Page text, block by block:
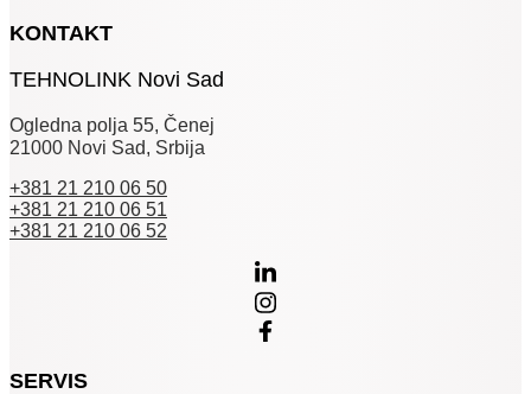
KONTAKT
TEHNOLINK Novi Sad
Ogledna polja 55, Čenej
21000 Novi Sad, Srbija
+381 21 210 06 50
+381 21 210 06 51
+381 21 210 06 52
SERVIS